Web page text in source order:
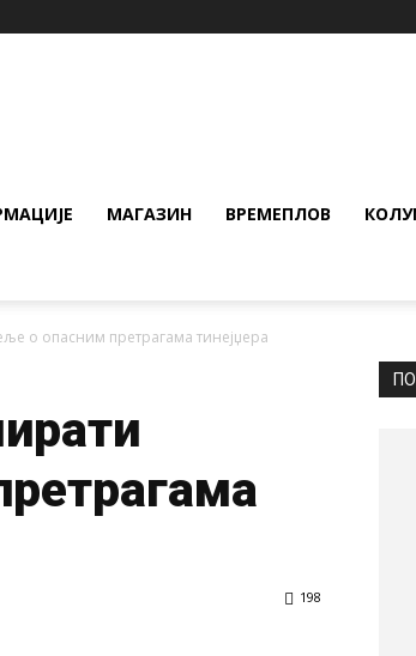
МАГАЗИН ВРЕМЕПЛОВ
о опасним претрагама тинејџера
198